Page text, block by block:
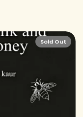
Sold Out